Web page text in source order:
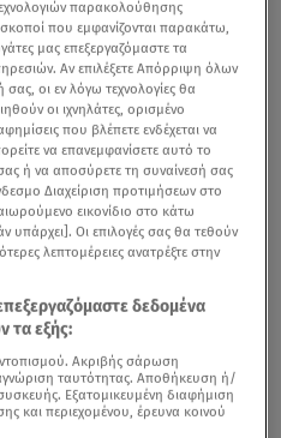
παρακολούθησης
που εμφανίζονται παρακάτω,
μας επεξεργαζόμαστε τα
Αν επιλέξετε Απόρριψη όλων
οι εν λόγω τεχνολογίες θα
οι ιχνηλάτες, ορισμένο
που βλέπετε ενδέχεται να
να επανεμφανίσετε αυτό το
σας ή να αποσύρετε τη συναίνεσή σας
Διαχείριση προτιμήσεων στο
εικονίδιο στο κάτω
υπάρχει]. Οι επιλογές σας θα τεθούν
λεπτομέρειες ανατρέξτε στην
δεδομένα
τα εξής:
Ακριβής σάρωση
ταυτότητας. Αποθήκευση ή/
Εξατομικευμένη διαφήμιση
και περιεχομένου, έρευνα κοινού